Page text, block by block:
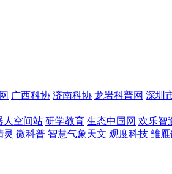
广西科协 济南科协 龙岩科普网 深圳
人空间站 研学教育 生态中国网 欢乐智
灵 微科普 智慧气象天文 观度科技 雏雁